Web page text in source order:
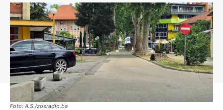
Foto: A.S./zosradio.ba